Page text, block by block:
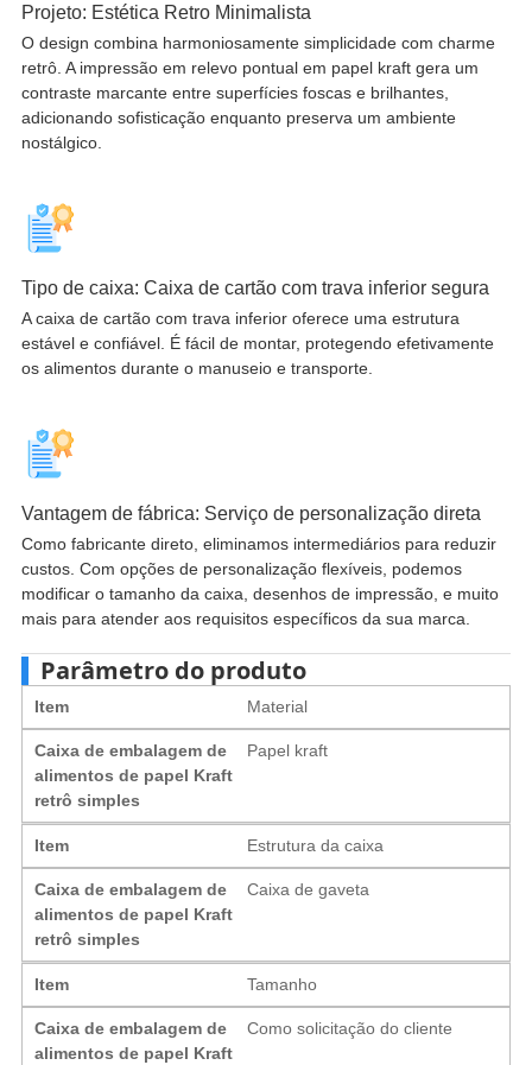
Projeto: Estética Retro Minimalista
O design combina harmoniosamente simplicidade com charme
retrô. A impressão em relevo pontual em papel kraft gera um
contraste marcante entre superfícies foscas e brilhantes,
adicionando sofisticação enquanto preserva um ambiente
nostálgico.
Tipo de caixa: Caixa de cartão com trava inferior segura
A caixa de cartão com trava inferior oferece uma estrutura
estável e confiável. É fácil de montar, protegendo efetivamente
os alimentos durante o manuseio e transporte.
Vantagem de fábrica: Serviço de personalização direta
Como fabricante direto, eliminamos intermediários para reduzir
custos. Com opções de personalização flexíveis, podemos
modificar o tamanho da caixa, desenhos de impressão, e muito
mais para atender aos requisitos específicos da sua marca.
Parâmetro do produto
Item Material
Caixa de embalagem de
alimentos de papel Kraft
retrô simples
Papel kraft
Item Estrutura da caixa
Caixa de embalagem de
alimentos de papel Kraft
retrô simples
Caixa de gaveta
Item Tamanho
Caixa de embalagem de
alimentos de papel Kraft
Como solicitação do cliente